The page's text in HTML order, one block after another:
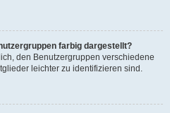
farbig dargestellt?
den Benutzergruppen verschiedene
leichter zu identifizieren sind.